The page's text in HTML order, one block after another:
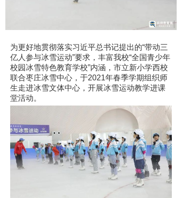
为更好地贯彻落实习近平总书记提出的“带动三
亿人参与冰雪运动”要求，丰富我校“全国青少年
校园冰雪特色教育学校”内涵，市立新小学西校
联合枣庄冰雪中心，于2021年春季学期组织师
生走进冰雪文体中心，开展冰雪运动教学进课
堂活动。